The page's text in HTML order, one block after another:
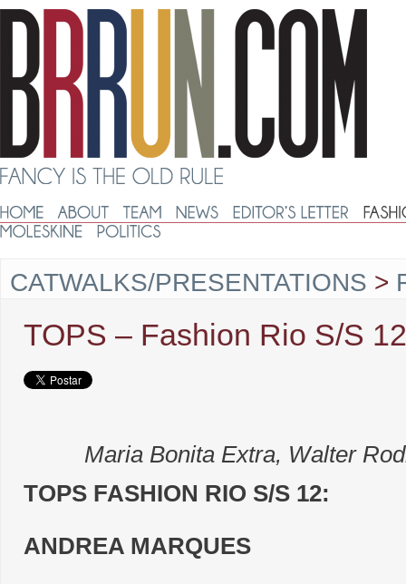
CATWALKS/PRESENTATIONS >
TOPS – Fashion Rio S/S 12
Maria Bonita Extra, Walter
TOPS FASHION RIO S/S 12:
ANDREA MARQUES